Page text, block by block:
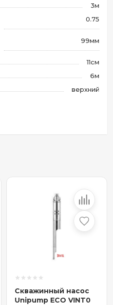
3м
0.75
99мм
11см
6м
верхний
Скважинный насос
Unipump ECO VINT0